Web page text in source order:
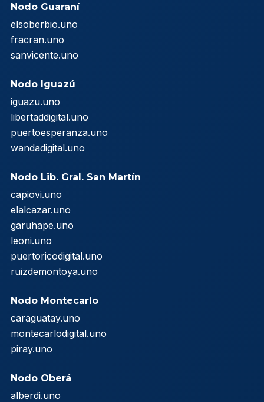
Nodo Guaraní
elsoberbio.uno
fracran.uno
sanvicente.uno
Nodo Iguazú
iguazu.uno
libertaddigital.uno
puertoesperanza.uno
wandadigital.uno
Nodo Lib. Gral. San Martín
capiovi.uno
elalcazar.uno
garuhape.uno
leoni.uno
puertoricodigital.uno
ruizdemontoya.uno
Nodo Montecarlo
caraguatay.uno
montecarlodigital.uno
piray.uno
Nodo Oberá
alberdi.uno